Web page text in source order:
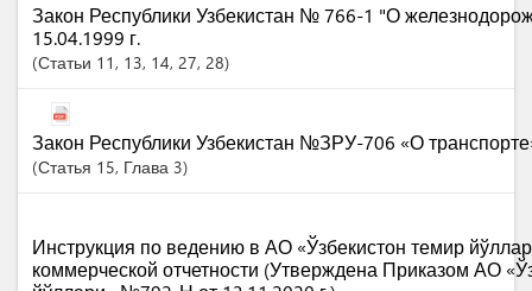
Закон Республики Узбекистан № 766-1 "О
15.04.1999 г.
Статьи 11 , 13, 14, 27, 28
Закон Республики Узбекистан №ЗРУ-706 «О
Статья 15, Глава 3
Инструкция по ведению в АО «Ўзбекистон темир
коммерческой отчетности (Утверждена Приказом АО